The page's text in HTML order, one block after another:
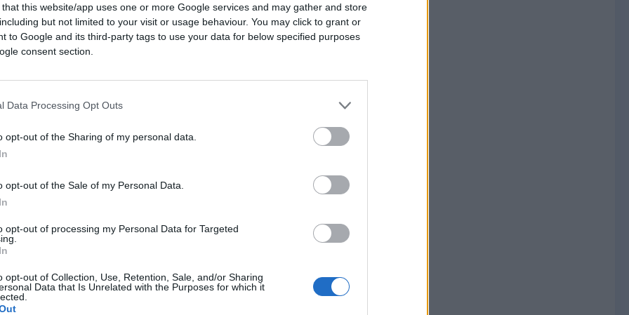
that this website/app uses one or more Google services and may gather and store
but not limited to your visit or usage behaviour. You may click to grant or
to Google and its third-party tags to use your data for below specified purposes
consent section.
Data Processing Opt Outs
opt-out of the Sharing of my personal data.
opt-out of the Sale of my Personal Data.
opt-out of processing my Personal Data for Targeted
opt-out of Collection, Use, Retention, Sale, and/or Sharing
Data that Is Unrelated with the Purposes for which it
divide nellasinistra dei duri e puri, che
di cui fanno parte, rinnegando perfino
della Nato, e restano fatalmente attratti
anche alla destra più cogliona.
e alla ragnatela di potere che va dalla
screditata da Silicon Valley. Ma